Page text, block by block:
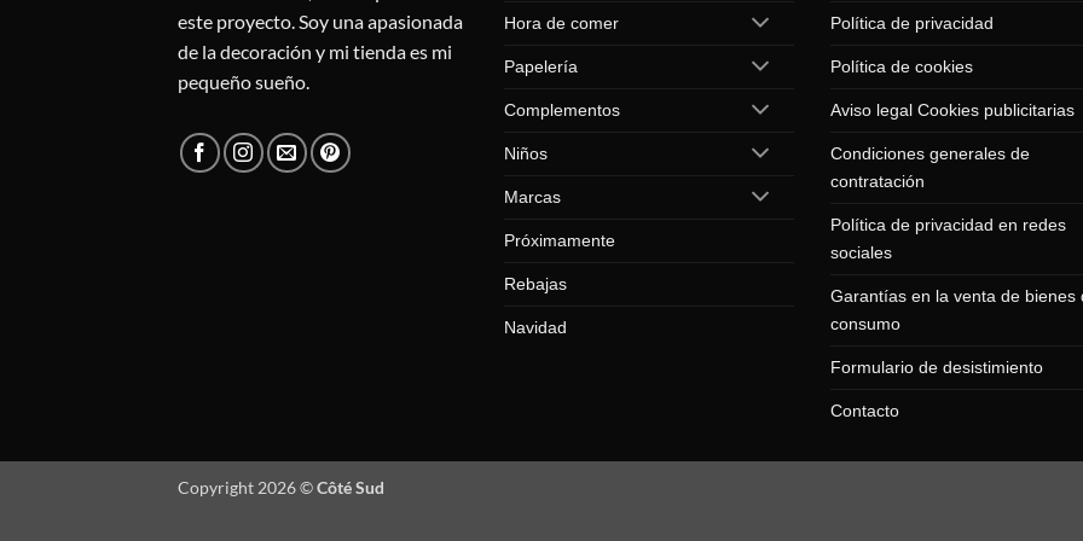
este proyecto. Soy una apasionada
de la decoración y mi tienda es mi
pequeño sueño.
Hora de comer
Papelería
Complementos
Niños
Marcas
Próximamente
Rebajas
Navidad
Política de privacidad
Política de cookies
Aviso legal Cookies publicitarias
Condiciones generales de
contratación
Política de privacidad en redes
sociales
Garantías en la venta de bienes
consumo
Formulario de desistimiento
Contacto
Copyright 2026 ©Côté Sud